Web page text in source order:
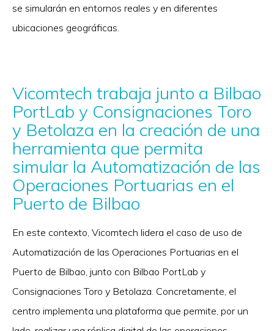
se simularán en entornos reales y en diferentes
ubicaciones geográficas.
Vicomtech trabaja junto a Bilbao
PortLab y Consignaciones Toro
y Betolaza en la creación de una
herramienta que permita
simular la Automatización de las
Operaciones Portuarias en el
Puerto de Bilbao
En este contexto, Vicomtech lidera el caso de uso de
Automatización de las Operaciones Portuarias en el
Puerto de Bilbao, junto con Bilbao PortLab y
Consignaciones Toro y Betolaza. Concretamente, el
centro implementa una plataforma que permite, por un